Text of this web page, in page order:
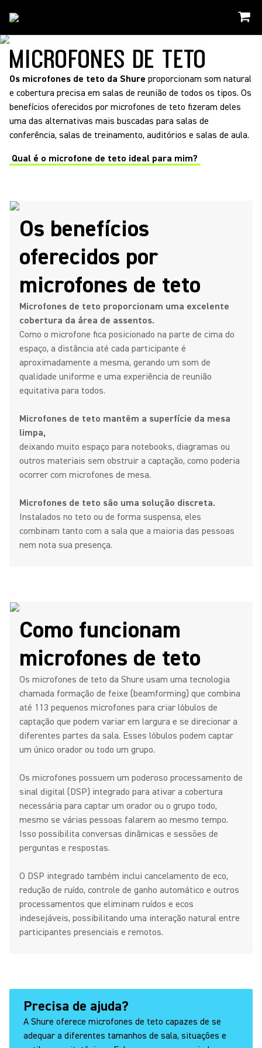
MICROFONES DE TETO
Os microfones de teto da Shure proporcionam som natural
e cobertura precisa em salas de reunião de todos os tipos. Os
benefícios oferecidos por microfones de teto fizeram deles
uma das alternativas mais buscadas para salas de
conferência, salas de treinamento, auditórios e salas de aula.
Qual é o microfone de teto ideal para mim?
Os benefícios
oferecidos por
microfones de teto
Microfones de teto proporcionam uma excelente
cobertura da área de assentos.
Como o microfone fica posicionado na parte de cima do
espaço, a distância até cada participante é
aproximadamente a mesma, gerando um som de
qualidade uniforme e uma experiência de reunião
equitativa para todos.
Microfones de teto mantêm a superfície da mesa
limpa,
deixando muito espaço para notebooks, diagramas ou
outros materiais sem obstruir a captação, como poderia
ocorrer com microfones de mesa.
Microfones de teto são uma solução discreta.
Instalados no teto ou de forma suspensa, eles
combinam tanto com a sala que a maioria das pessoas
nem nota sua presença.
Como funcionam
microfones de teto
Os microfones de teto da Shure usam uma tecnologia
chamada formação de feixe (beamforming) que combina
até 113 pequenos microfones para criar lóbulos de
captação que podem variar em largura e se direcionar a
diferentes partes da sala. Esses lóbulos podem captar
um único orador ou todo um grupo.
Os microfones possuem um poderoso processamento de
sinal digital (DSP) integrado para ativar a cobertura
necessária para captar um orador ou o grupo todo,
mesmo se várias pessoas falarem ao mesmo tempo.
Isso possibilita conversas dinâmicas e sessões de
perguntas e respostas.
O DSP integrado também inclui cancelamento de eco,
redução de ruído, controle de ganho automático e outros
processamentos que eliminam ruídos e ecos
indesejáveis, possibilitando uma interação natural entre
participantes presenciais e remotos.
Precisa de ajuda?
A Shure oferece microfones de teto capazes de se
adequar a diferentes tamanhos de sala, situações e